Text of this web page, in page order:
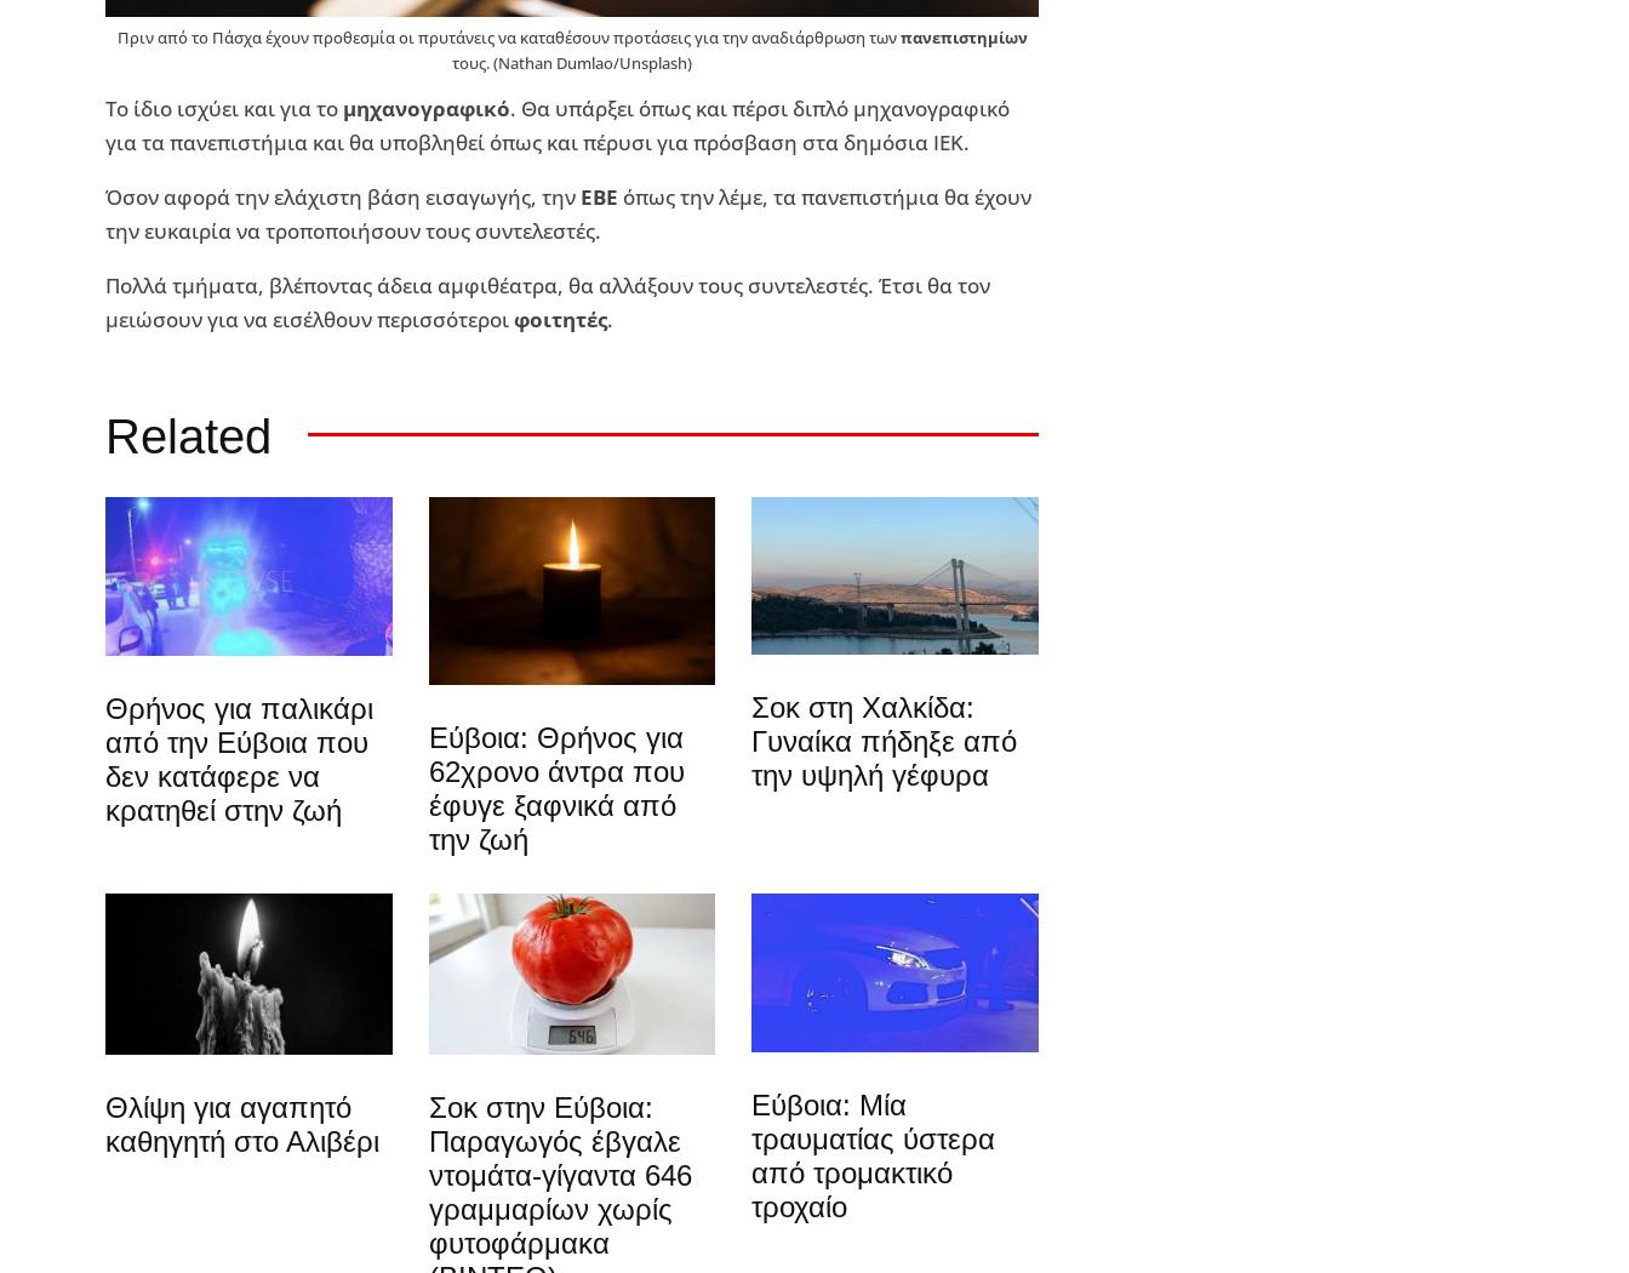
Πριν από το Πάσχα έχουν προθεσμία οι πρυτάνεις να καταθέσουν προτάσεις για την αναδιάρθρωση τωνπανεπιστημίων
τους. (Nathan Dumlao/Unsplash)
Το ίδιο ισχύει και για το μηχανογραφικό. Θα υπάρξει όπως και πέρσι διπλό μηχανογραφικό
για τα πανεπιστήμια και θα υποβληθεί όπως και πέρυσι για πρόσβαση στα δημόσια ΙΕΚ.
Όσον αφορά την ελάχιστη βάση εισαγωγής, την ΕΒΕ όπως την λέμε, τα πανεπιστήμια θα έχουν
την ευκαιρία να τροποποιήσουν τους συντελεστές.
Πολλά τμήματα, βλέποντας άδεια αμφιθέατρα, θα αλλάξουν τους συντελεστές. Έτσι θα τον
μειώσουν για να εισέλθουν περισσότεροιφοιτητές.
Related
Θρήνος για παλικάρι
από την Εύβοια που
δεν κατάφερε να
κρατηθεί στην ζωή
Εύβοια: Θρήνος για
62χρονο άντρα που
έφυγε ξαφνικά από
την ζωή
Σοκ στη Χαλκίδα:
Γυναίκα πήδηξε από
την υψηλή γέφυρα
Θλίψη για αγαπητό
καθηγητή στο Αλιβέρι
Σοκ στην Εύβοια:
Παραγωγός έβγαλε
ντομάτα-γίγαντα 646
γραμμαρίων χωρίς
φυτοφάρμακα
Εύβοια: Μία
τραυματίας ύστερα
από τρομακτικό
τροχαίο